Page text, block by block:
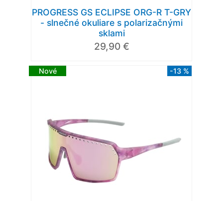
PROGRESS GS ECLIPSE ORG-R T-GRY
- slnečné okuliare s polarizačnými
sklami
29,90 €
Nové -13 %